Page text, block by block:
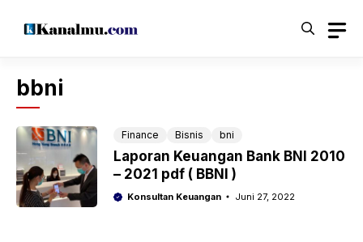
bbni
Finance Bisnis bni
Laporan Keuangan Bank BNI 2010
– 2021 pdf ( BBNI )
Konsultan Keuangan Juni 27, 2022